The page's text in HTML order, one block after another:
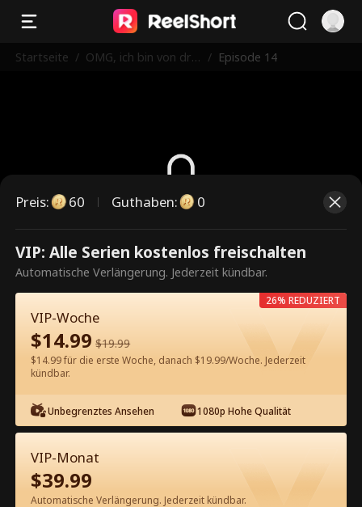
Startseite / OMG, ich bin von drei / Episode 14
Dies ist eine kostenpflichtige
Episode. Bitte entsperren, um
weiterzusehen.
60Jetzt entsperren
Kostenlos in der App ansehen
Preis: 60 Guthaben: 0
VIP: Alle Serien kostenlos freischalten
Automatische Verlängerung. Jederzeit kündbar.
VIP-Woche
$14.99 $19.99
$14.99 für die erste Woche, danach $19.99/Woche. Jederzeit
kündbar.
Unbegrenztes Ansehen 1080p Hohe Qualität
26% REDUZIERT
VIP-Monat
$39.99
Automatische Verlängerung. Jederzeit kündbar.